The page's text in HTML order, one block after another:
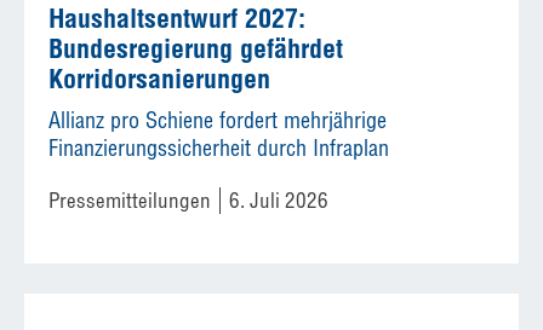
Haushaltsentwurf 2027:
Bundesregierung gefährdet
Korridorsanierungen
Allianz pro Schiene fordert mehrjährige
Finanzierungssicherheit durch Infraplan
Pressemitteilungen 6. Juli 2026